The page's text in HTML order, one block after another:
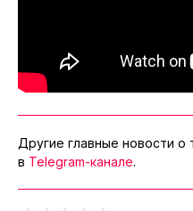
Другие главные новости
в Telegram-канале.